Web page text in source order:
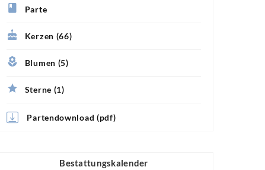
Parte
Kerzen (66)
Blumen (5)
Sterne (1)
Partendownload (pdf)
Bestattungskalender